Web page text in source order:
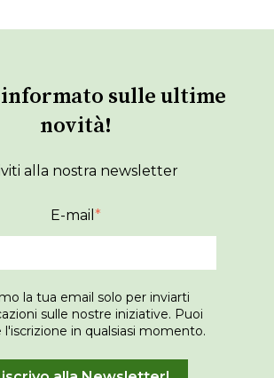
sulle ultime
novità!
alla nostra newsletter
E-mail *
la tua email solo per inviarti
sulle nostre iniziative. Puoi
l'iscrizione in qualsiasi momento.